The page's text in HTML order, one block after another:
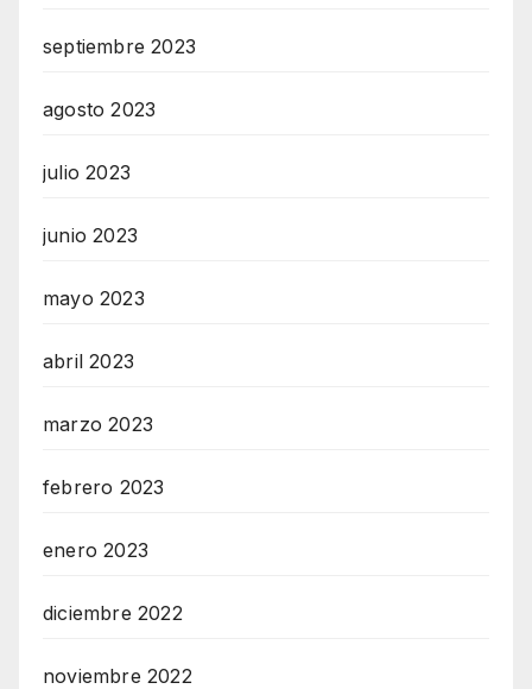
septiembre 2023
agosto 2023
julio 2023
junio 2023
mayo 2023
abril 2023
marzo 2023
febrero 2023
enero 2023
diciembre 2022
noviembre 2022